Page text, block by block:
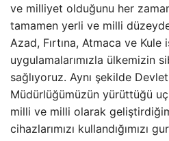
ve milliyet olduğunu her
tamamen yerli ve milli
Azad, Fırtına, Atmaca ve
uygulamalarımızla ülkemizin
sağlıyoruz. Aynı şekilde
Müdürlüğümüzün yürüttüğü
milli ve milli olarak
cihazlarımızı kullandığımızı